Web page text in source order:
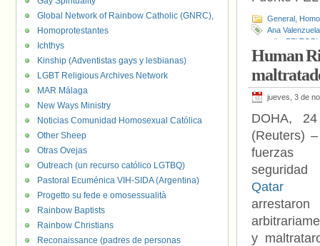
General
Ana Valenzuela
odio
Human
jueves, 3 de
DOHA,
(Reuters)
fuerzas
Qatar
arrestaron
y
Global Network of Rainbow Catholic (GNRC),
Homoprotestantes
Ichthys
Kinship (Adventistas gays y lesbianas)
LGBT Religious Archives Network
MAR Málaga
New Ways Ministry
Noticias Comunidad Homosexual Católica
Other Sheep
Otras Ovejas
Outreach (un recurso católico LGTBQ)
Pastoral Ecuménica VIH-SIDA (Argentina)
Progetto su fede e omosessualità
Rainbow Baptists
Rainbow Christians
Reconaissance (padres de personas